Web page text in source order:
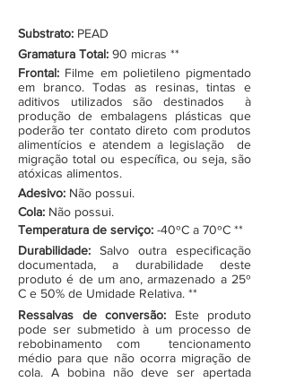
Substrato: PEAD
Gramatura Total: 90 micras **
Frontal: Filme em polietileno pigmentado
em branco. Todas as resinas, tintas e
aditivos utilizados são destinados à
produção de embalagens plásticas que
poderão ter contato direto com produtos
alimentícios e atendem a legislação de
migração total ou específica, ou seja, são
atóxicas alimentos.
Adesivo: Não possui.
Cola: Não possui.
Temperatura de serviço: -40ºC a 70ºC **
Durabilidade: Salvo outra especificação
documentada, a durabilidade deste
produto é de um ano, armazenado a 25º
C e 50% de Umidade Relativa. **
Ressalvas de conversão: Este produto
pode ser submetido à um processo de
rebobinamento com tencionamento
médio para que não ocorra migração de
cola. A bobina não deve ser apertada